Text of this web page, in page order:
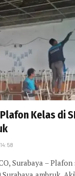
Kelas di
Surabaya –